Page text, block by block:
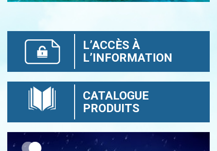
L’ACCÈS À
L’INFORMATION
CATALOGUE
PRODUITS